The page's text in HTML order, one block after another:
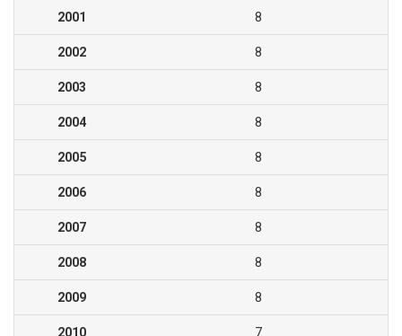
2001 8
2002 8
2003 8
2004 8
2005 8
2006 8
2007 8
2008 8
2009 8
2010 7